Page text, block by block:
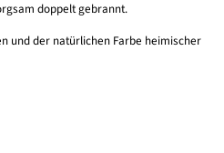
doppelt gebrannt.
und der natürlichen Farbe heimischer